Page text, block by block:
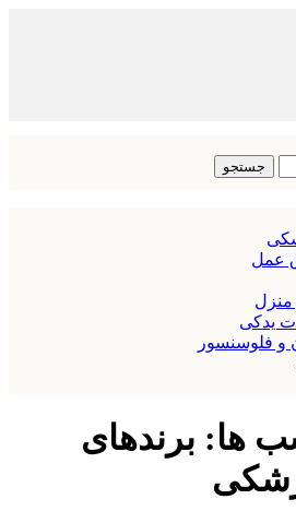
جستجو
عمل
منزل
یدکی
فلوسنسور
ها: برندهای